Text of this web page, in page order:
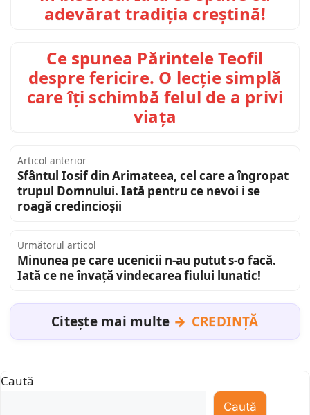
adevărat tradiția creștină!
Ce spunea Părintele Teofil
despre fericire. O lecție simplă
care îți schimbă felul de a privi
viața
Articol anterior
Sfântul Iosif din Arimateea, cel care a îngropat
trupul Domnului. Iată pentru ce nevoi i se
roagă credincioșii
Următorul articol
Minunea pe care ucenicii n-au putut s-o facă.
Iată ce ne învață vindecarea fiului lunatic!
Citește mai multe CREDINȚĂ
Caută
Caută